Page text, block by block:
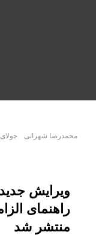
محمدرضا شهرانی جولای 8, 2023
منتشر شد